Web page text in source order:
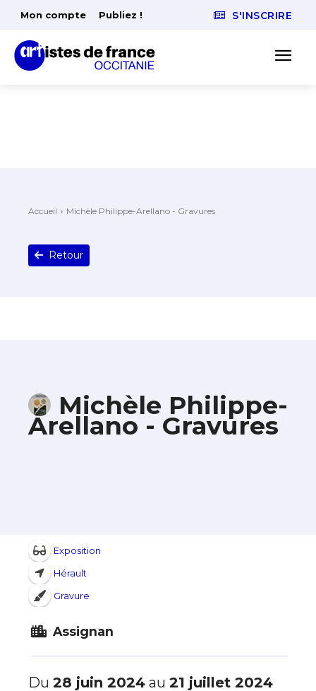
Mon compte Publiez ! S'INSCRIRE
Accueil Michèle Philippe-Arellano - Gravures
Retour
Michèle Philippe-
Arellano - Gravures
Exposition
Hérault
Gravure
Assignan
Du 28 juin 2024 au 21 juillet 2024